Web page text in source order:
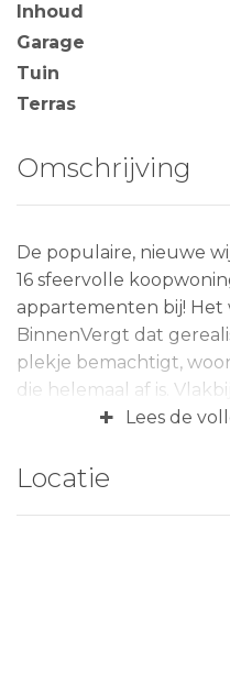
Inhoud
Garage
Tuin
Terras
Omschrijving
De populaire, nieuwe
16 sfeervolle
appartementen bij!
BinnenVergt dat
plekje bemachtigt,
die helemaal af is.
lekker rustig. De
woningen in oud-
+ Lees de
Locatie